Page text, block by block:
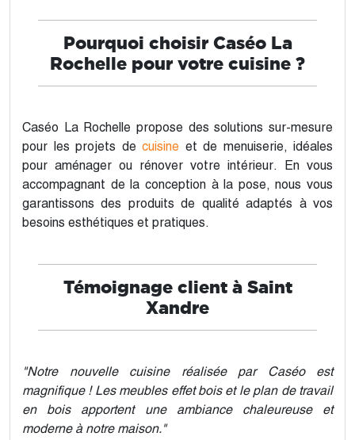
Pourquoi choisir Caséo La
Rochelle pour votre cuisine ?
Caséo La Rochelle propose des solutions sur-mesure
pour les projets de cuisine et de menuiserie, idéales
pour aménager ou rénover votre intérieur. En vous
accompagnant de la conception à la pose, nous vous
garantissons des produits de qualité adaptés à vos
besoins esthétiques et pratiques.
Témoignage client à Saint
Xandre
"Notre nouvelle cuisine réalisée par Caséo est
magnifique ! Les meubles effet bois et le plan de travail
en bois apportent une ambiance chaleureuse et
moderne à notre maison."